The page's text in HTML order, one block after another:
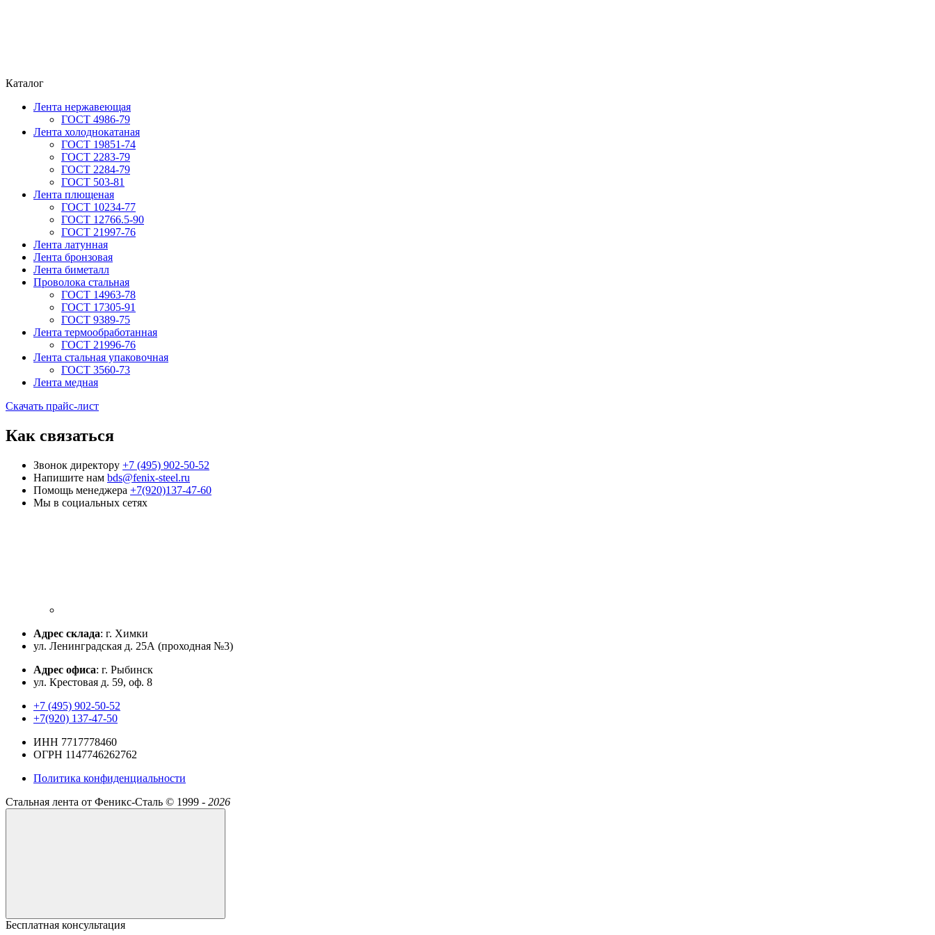
Каталог
Лента нержавеющая
ГОСТ 4986-79
Лента холоднокатаная
ГОСТ 19851-74
ГОСТ 2283-79
ГОСТ 2284-79
ГОСТ 503-81
Лента плющеная
ГОСТ 10234-77
ГОСТ 12766.5-90
ГОСТ 21997-76
Лента латунная
Лента бронзовая
Лента биметалл
Проволока стальная
ГОСТ 14963-78
ГОСТ 17305-91
ГОСТ 9389-75
Лента термообработанная
ГОСТ 21996-76
Лента стальная упаковочная
ГОСТ 3560-73
Лента медная
Скачать прайс-лист
Как связаться
Звонок директору +7 (495) 902-50-52
Напишите нам bds@fenix-steel.ru
Помощь менеджера +7(920)137-47-60
Мы в социальных сетях
Адрес склада: г. Химки
ул. Ленинградская д. 25А (проходная №3)
Адрес офиса: г. Рыбинск
ул. Крестовая д. 59, оф. 8
+7 (495) 902-50-52
+7(920) 137-47-50
ИНН 7717778460
ОГРН 1147746262762
Политика конфиденциальности
Стальная лента от Феникс-Сталь © 1999 - 2026
Бесплатная консультация